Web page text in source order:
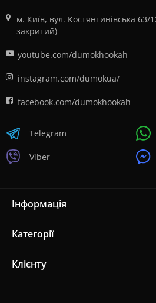
м. Київ, вул. Костянтинівська
закритий)
youtube.com/dumokhookah
instagram.com/dumokua/
facebook.com/dumokhookah
Telegram
Viber
Інформація
Категорії
Клієнту